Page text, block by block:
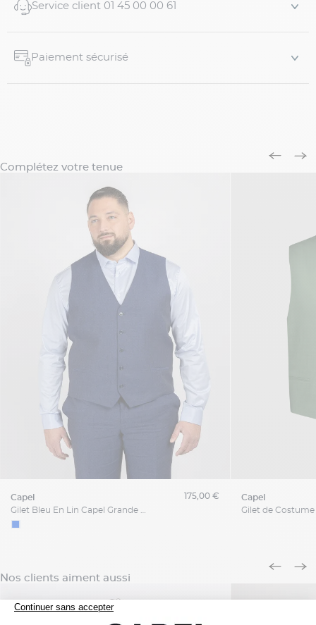
Service client 01 45 00 00 61
Paiement sécurisé
Complétez votre tenue
capel
175,00 € capel
Nos clients aiment aussi